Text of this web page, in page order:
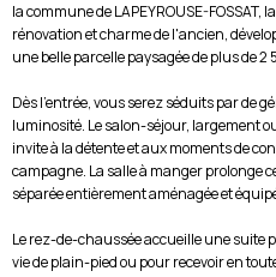
la commune de LAPEYROUSE-
rénovation et charme de l'ancien,
une belle parcelle paysagée de plus de 2
Dès l’entrée, vous serez séduits par de
luminosité. Le salon-séjour, largement
invite à la détente et aux moments de
campagne. La salle à manger prolonge
séparée entièrement aménagée et
Le rez-de-chaussée accueille une suite
vie de plain-pied ou pour recevoir en